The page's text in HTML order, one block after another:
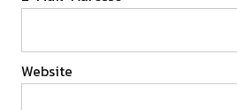
Website